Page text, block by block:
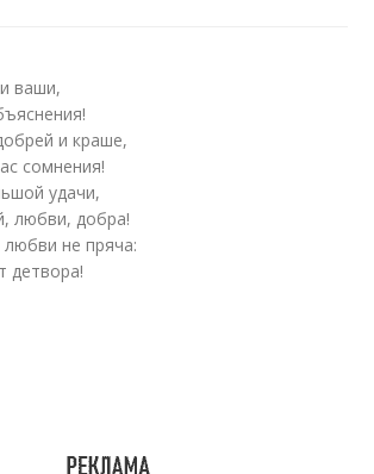
ваши,
и краше,
сомнения!
удачи,
любви, добра!
не пряча:
детвора!